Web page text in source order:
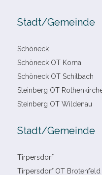
Stadt/​Gemeinde
Schöneck
Schöneck OT Korna
Schöneck OT Schilbach
Steinberg OT
Steinberg OT Wildenau
Stadt/​Gemeinde
Tirpersdorf
Tirpersdorf OT Brotenfeld